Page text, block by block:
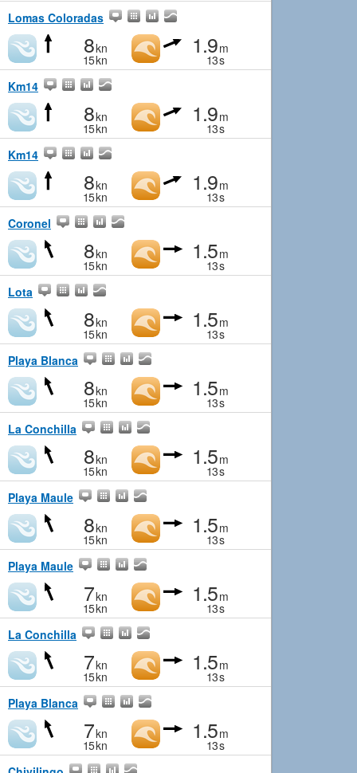
Lomas Coloradas
8kn
15kn
1.9m
13s
Km14
8kn
15kn
1.9m
13s
Km14
8kn
15kn
1.9m
13s
Coronel
8kn
15kn
1.5m
13s
Lota
8kn
15kn
1.5m
13s
Playa Blanca
8kn
15kn
1.5m
13s
La Conchilla
8kn
15kn
1.5m
13s
Playa Maule
8kn
15kn
1.5m
13s
Playa Maule
7kn
15kn
1.5m
13s
La Conchilla
7kn
15kn
1.5m
13s
Playa Blanca
7kn
15kn
1.5m
13s